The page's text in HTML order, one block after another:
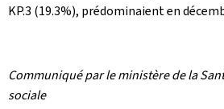
KP.3 (19.3%), prédominaient en
Communiqué par le ministère de la
sociale